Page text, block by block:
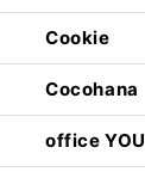
Cookie
Cocohana
office YOU